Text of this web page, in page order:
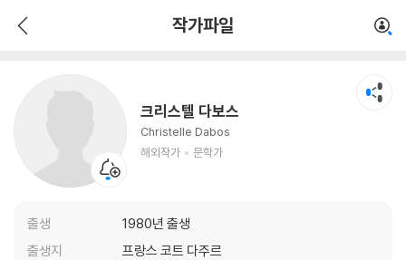
작가파일
크리스텔 다보스
Christelle Dabos
해외작가
문학가
출생
1980년 출생
출생지
프랑스 코트 다주르